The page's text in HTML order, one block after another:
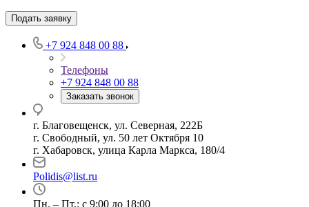
Подать заявку
+7 924 848 00 88
Телефоны
+7 924 848 00 88
Заказать звонок
г. Благовещенск, ул. Северная, 222Б
г. Свободный, ул. 50 лет Октября 10
г. Хабаровск, улица Карла Маркса, 180/4
Polidis@list.ru
Пн. – Пт.: с 9:00 до 18:00